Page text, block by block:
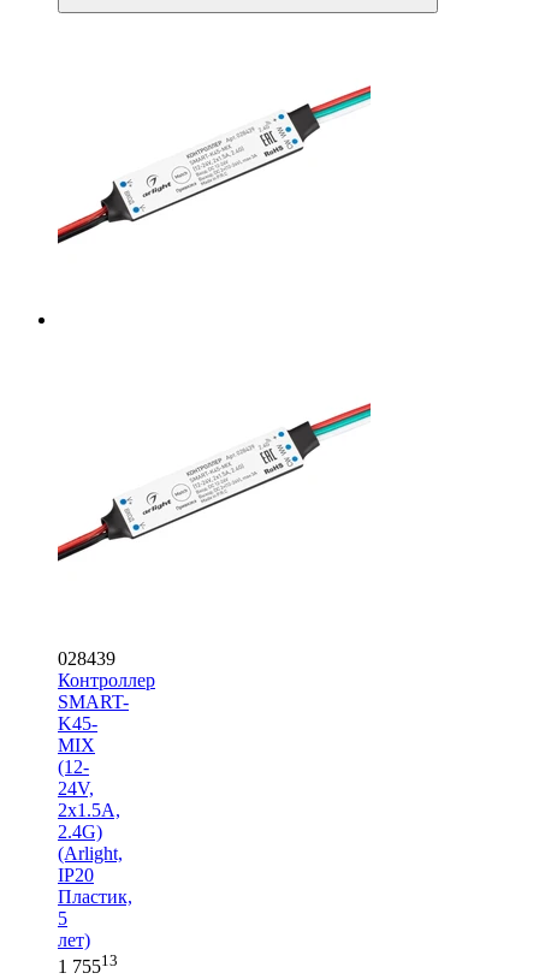
028439
Контроллер
SMART-
K45-
MIX
(12-
24V,
2x1.5A,
2.4G)
(Arlight,
IP20
Пластик,
5
лет)
1 75513